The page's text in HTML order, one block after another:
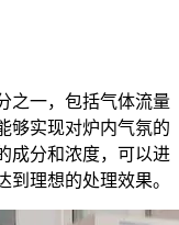
之一，包括气体流量
够实现对炉内气氛的
成分和浓度，可以进
理想的处理效果。